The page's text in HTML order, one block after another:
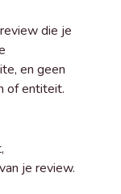
die je
en geen
of entiteit.
je review.